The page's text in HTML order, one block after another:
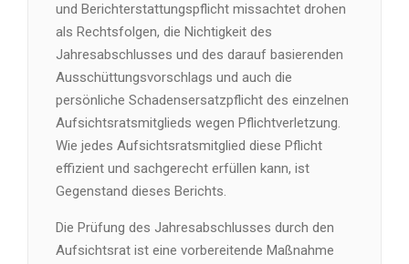
und Berichterstattungspflicht missachtet drohen
als Rechtsfolgen, die Nichtigkeit des
Jahresabschlusses und des darauf basierenden
Ausschüttungsvorschlags und auch die
persönliche Schadensersatzpflicht des einzelnen
Aufsichtsratsmitglieds wegen Pflichtverletzung.
Wie jedes Aufsichtsratsmitglied diese Pflicht
effizient und sachgerecht erfüllen kann, ist
Gegenstand dieses Berichts.
Die Prüfung des Jahresabschlusses durch den
Aufsichtsrat ist eine vorbereitende Maßnahme